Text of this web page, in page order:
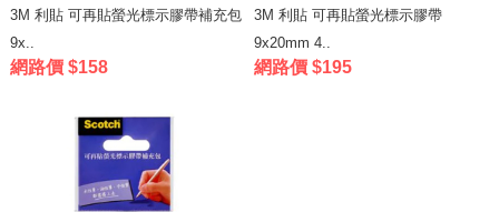
3M 利貼 可再貼螢光標示膠帶補充包
9x..
網路價 $158
3M 利貼 可再貼螢光標示膠帶
9x20mm 4..
網路價 $195